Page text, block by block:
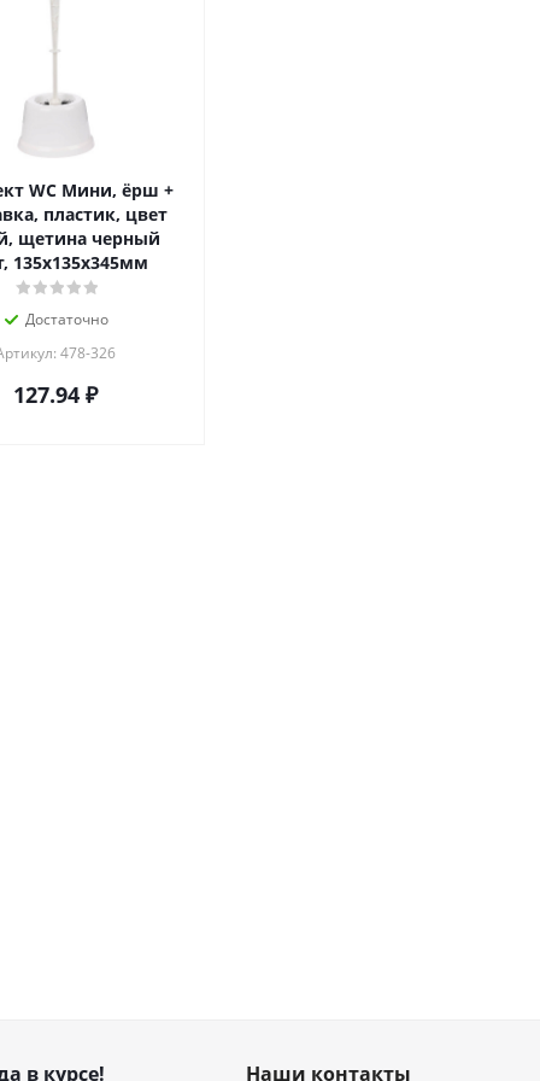
WC Мини, ёрш +
пластик, цвет
щетина черный
135х135х345мм
Достаточно
478-326
127.94₽
в курсе! Наши контакты